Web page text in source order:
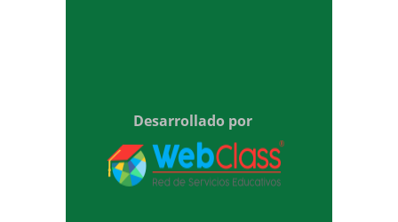
Desarrollado por